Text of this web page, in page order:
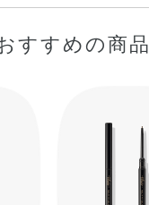
すすめの商品